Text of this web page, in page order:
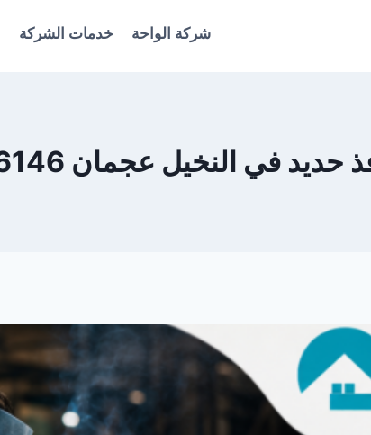
شركة الواحة خدمات الشركة
في النخيل عجمان 0561986146